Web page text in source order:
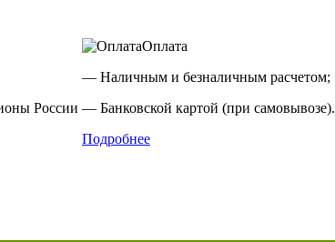
России
Оплата
— Наличным и безналичным расчетом;
— Банковской картой (при самовывозе).
Подробнее